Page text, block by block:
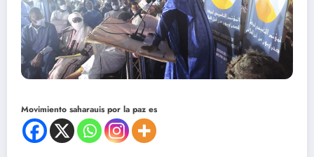
Movimiento saharauis por la paz es